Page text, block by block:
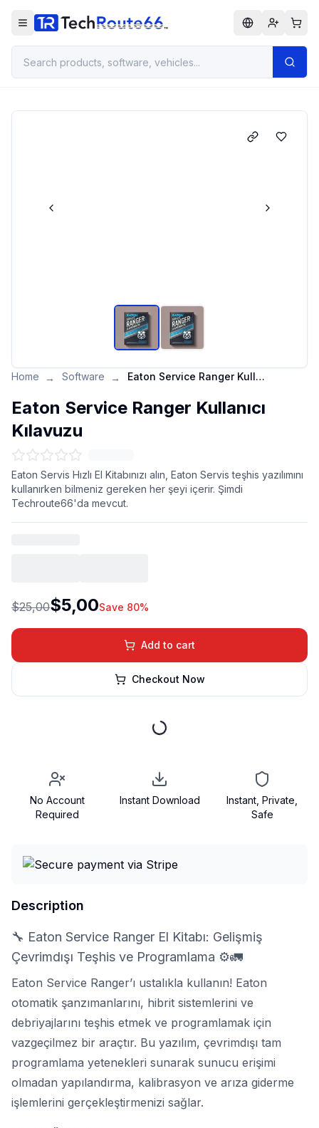
Home → Software → Eaton Service Ranger Kullanıcı Kılavuzu
Eaton Service Ranger Kullanıcı
Kılavuzu
Eaton Servis Hızlı El Kitabınızı alın, Eaton Servis teşhis yazılımını
kullanırken bilmeniz gereken her şeyi içerir. Şimdi
Techroute66'da mevcut.
$25,00$5,00Save 80%
Add to cart
Checkout Now
No Account
Required
Instant Download
Instant, Private,
Safe
Description
🔧 Eaton Service Ranger El Kitabı: Gelişmiş
Çevrimdışı Teşhis ve Programlama ⚙️🚛
Eaton Service Ranger’ı ustalıkla kullanın! Eaton
otomatik şanzımanlarını, hibrit sistemlerini ve
debriyajlarını teşhis etmek ve programlamak için
vazgeçilmez bir araçtır. Bu yazılım, çevrimdışı tam
programlama yetenekleri sunarak sunucu erişimi
olmadan yapılandırma, kalibrasyon ve arıza giderme
işlemlerini gerçekleştirmenizi sağlar.